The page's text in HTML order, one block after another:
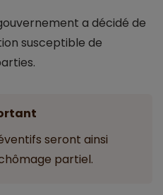
a décidé de
susceptible de
seront ainsi
partiel.